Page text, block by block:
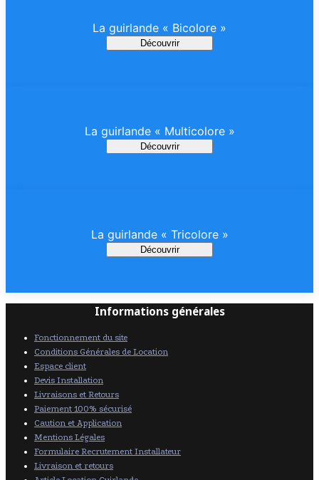
La guirlande « Bicolore »
Découvrir
La guirlande « Multicolore »
Découvrir
La guirlande « Tricolore »
Découvrir
Informations générales
Fonctionnement du site
Conditions Générales de Location
Espace client
Devis Installation
Livraisons et Retours
Paiement 100% sécurisé
Caution et Application
Mentions Légales
Formulaire Recrutement Installateur
Livraison et retours